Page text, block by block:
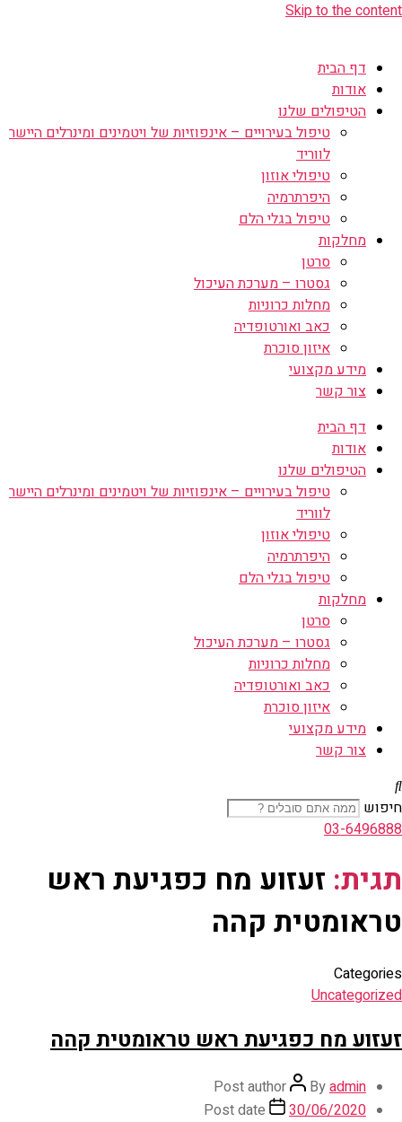
Skip to the content
דף הבית
אודות
הטיפולים שלנו
טיפול בעירויים – אינפוזיות של ויטמינים ומינרלים היישר
לווריד
טיפולי אוזון
היפרתרמיה
טיפול בגלי הלם
מחלקות
סרטן
גסטרו – מערכת העיכול
מחלות כרוניות
כאב ואורטופדיה
איזון סוכרת
מידע מקצועי
צור קשר
דף הבית
אודות
הטיפולים שלנו
טיפול בעירויים – אינפוזיות של ויטמינים ומינרלים היישר
לווריד
טיפולי אוזון
היפרתרמיה
טיפול בגלי הלם
מחלקות
סרטן
גסטרו – מערכת העיכול
מחלות כרוניות
כאב ואורטופדיה
איזון סוכרת
מידע מקצועי
צור קשר
חיפוש
03-6496888
תגית: זעזוע מח כפגיעת ראש
טראומטית קהה
Categories
Uncategorized
זעזוע מח כפגיעת ראש טראומטית קהה
Post author Byadmin
Post date
30/06/2020